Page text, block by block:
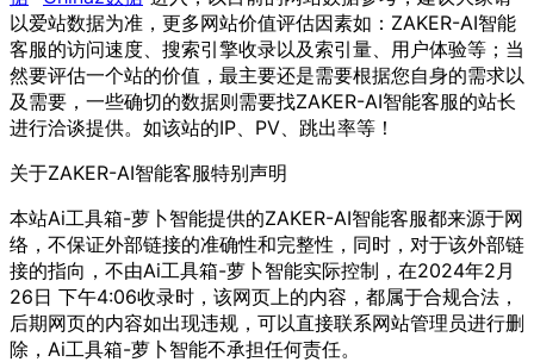
以爱站数据为准，更多网站价值评估因素如：ZAKER-AI智能
客服的访问速度、搜索引擎收录以及索引量、用户体验等；当
然要评估一个站的价值，最主要还是需要根据您自身的需求以
及需要，一些确切的数据则需要找ZAKER-AI智能客服的站长
进行洽谈提供。如该站的IP、PV、跳出率等！
关于ZAKER-AI智能客服特别声明
本站Ai工具箱-萝卜智能提供的ZAKER-AI智能客服都来源于网
络，不保证外部链接的准确性和完整性，同时，对于该外部链
接的指向，不由Ai工具箱-萝卜智能实际控制，在2024年2月
26日 下午4:06收录时，该网页上的内容，都属于合规合法，
后期网页的内容如出现违规，可以直接联系网站管理员进行删
除，Ai工具箱-萝卜智能不承担任何责任。